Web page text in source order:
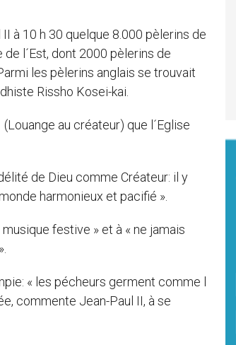
à 10 h 30 quelque 8.000 pèlerins de
l´Est, dont 2000 pèlerins de
les pèlerins anglais se trouvait
Rissho Kosei-kai.
au créateur) que l´Eglise
de Dieu comme Créateur: il y
harmonieux et pacifié ».
festive » et à « ne jamais
« les pécheurs germent comme l
commente Jean-Paul II, à se